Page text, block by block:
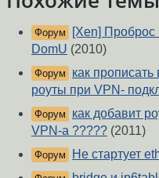
Форум
[Xen] Проброс
DomU (2010)
Форум
как
роуты при VPN-
Форум
как добавит
VPN-а ????? (2011)
Форум Не стартует